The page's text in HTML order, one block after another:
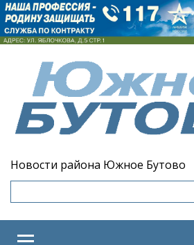
Новости района Южное Бутово